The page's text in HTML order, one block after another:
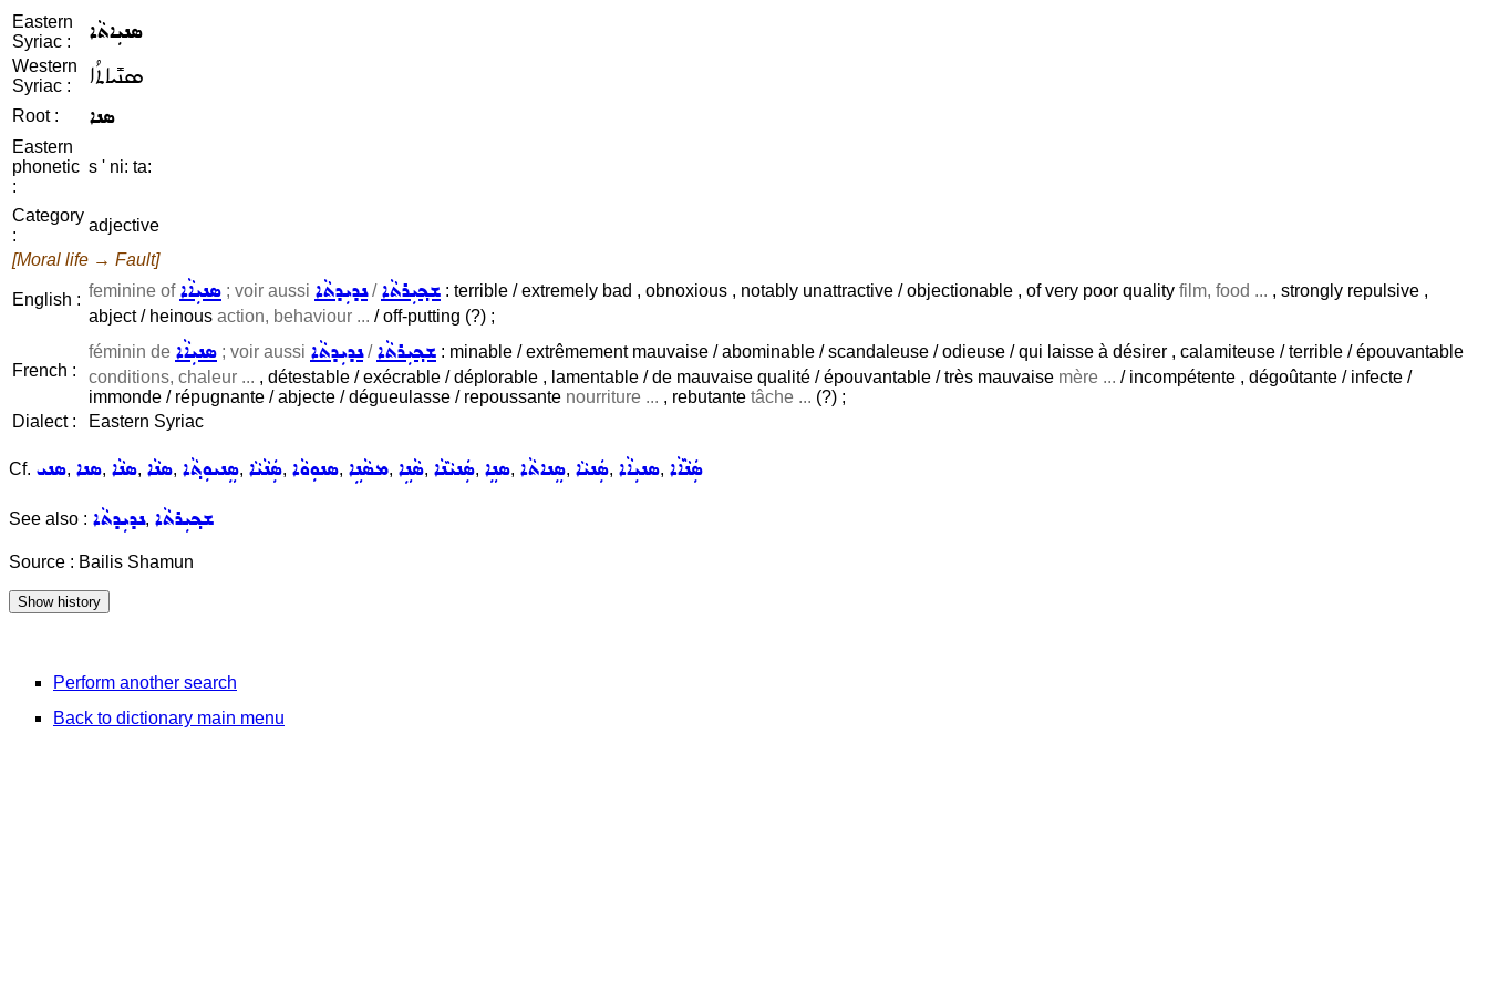
Eastern
Syriac :
ܣܢܝܼܐܬܵܐ
Western
Syriac :
ܣܢܺܝܐܬܳܐ
Root : ܣܢܐ
Eastern
phonetic
:
s ' ni: ta:
Category
:
adjective
[Moral life → Fault]
English : feminine ofܣܢܝܼܐܵܐ ; voir aussi ܢܕܝܼܕܬܵܐ/ܫܟ݂ܝܼܪܬܵܐ : terrible / extremely bad , obnoxious , notably unattractive / objectionable , of very poor quality film, food ... , strongly repulsive ,
abject / heinous action, behaviour ... / off-putting (?) ;
French :
féminin de ܣܢܝܼܐܵܐ ; voir aussi ܢܕܝܼܕܬܵܐ/ܫܟ݂ܝܼܪܬܵܐ : minable / extrêmement mauvaise / abominable / scandaleuse / odieuse / qui laisse à désirer , calamiteuse / terrible / épouvantable
conditions, chaleur ... , détestable / exécrable / déplorable , lamentable / de mauvaise qualité / épouvantable / très mauvaise mère ... / incompétente , dégoûtante / infecte /
immonde / répugnante / abjecte / dégueulasse / repoussante nourriture ... , rebutante tâche ... (?) ;
Dialect :
Eastern Syriac
Cf. ܣܢܝ, ܣܢܐ, ܣܢܵܐ, ܣܢܵܐ, ܣܸܢܝܘܼܬ݂ܵܐ, ܣܲܢܵܝܵܐ, ܣܢܘܼܘܵܐ, ܡܣܵܢܹܐ, ܣܵܢܹܐ, ܣܲܢܝܵܢܵܐ, ܣܢܸܐ, ܣܸܢܐܬܵܐ, ܣܲܢܝܵܐ, ܣܢܝܼܐܵܐ, ܣܲܢܵܐܵܐ
See also : ܢܕܝܼܕܬܵܐ, ܫܟ݂ܝܼܪܬܵܐ
Source : Bailis Shamun
Perform another search
Back to dictionary main menu